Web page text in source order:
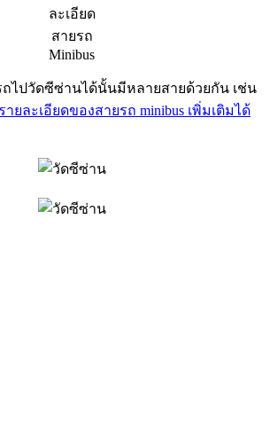
ละเอียด
สายรถ
Minibus
ถไปวัดซีซ่านได้นั้นมีหลายสายด้วยกัน เช่น
ยละเอียดของสายรถ minibus เพิ่มเติมได้